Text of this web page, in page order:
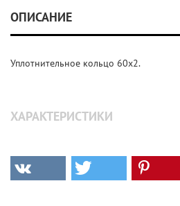
ОПИСАНИЕ
Уплотнительное кольцо 60x2.
ХАРАКТЕРИСТИКИ